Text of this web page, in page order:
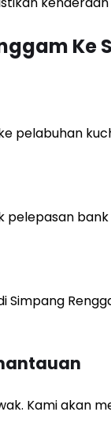
Ke
pelabuhan
pelepasan bank
Simpang
Kami akan